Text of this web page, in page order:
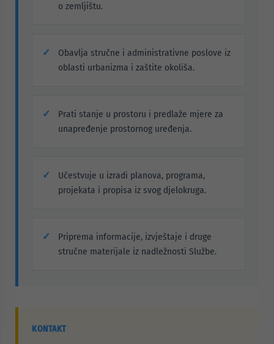
o zemljištu.
Obavlja stručne i administrativne poslove iz
oblasti urbanizma i zaštite okoliša.
Prati stanje u prostoru i predlaže mjere za
unapređenje prostornog uređenja.
Učestvuje u izradi planova, programa,
projekata i propisa iz svog djelokruga.
Priprema informacije, izvještaje i druge
stručne materijale iz nadležnosti Službe.
KONTAKT